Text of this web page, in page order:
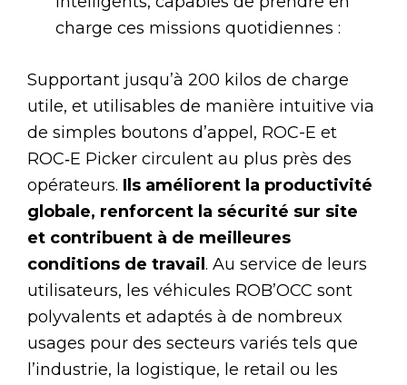
charge ces missions quotidiennes :
Supportant jusqu’à 200 kilos de charge
utile, et utilisables de manière intuitive via
de simples boutons d’appel, ROC-E et
ROC‑E Picker circulent au plus près des
opérateurs. Ils améliorent la productivité
globale, renforcent la sécurité sur site
et contribuent à de meilleures
conditions de travail . Au service de leurs
utilisateurs, les véhicules ROB’OCC sont
polyvalents et adaptés à de nombreux
usages pour des secteurs variés tels que
l’industrie, la logistique, le retail ou les